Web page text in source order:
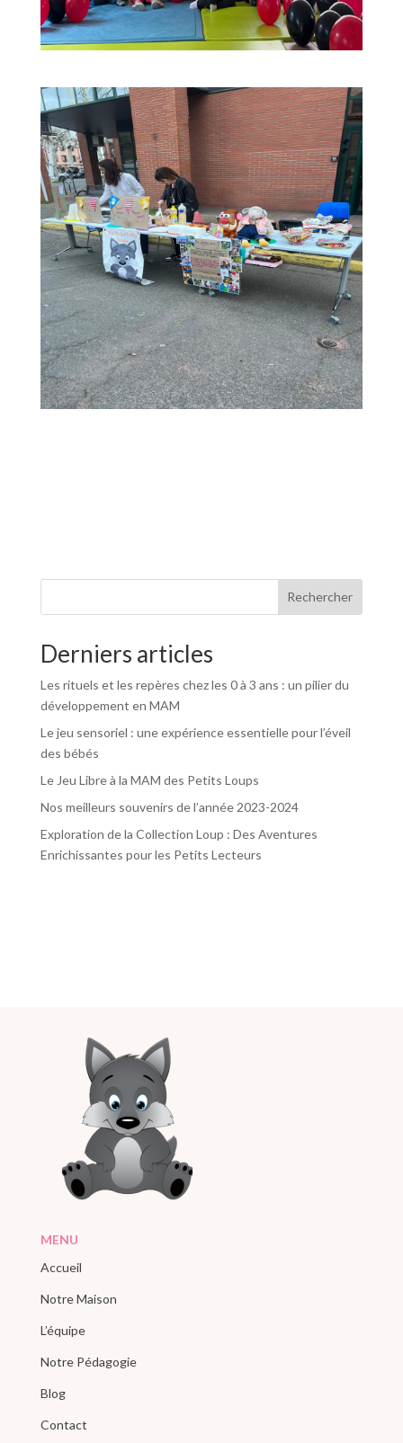
Rechercher
Derniers articles
Les rituels et les repères chez les 0 à 3 ans : un pilier du
développement en MAM
Le jeu sensoriel : une expérience essentielle pour l’éveil
des bébés
Le Jeu Libre à la MAM des Petits Loups
Nos meilleurs souvenirs de l’année 2023-2024
Exploration de la Collection Loup : Des Aventures
Enrichissantes pour les Petits Lecteurs
MENU
Accueil
Notre Maison
L’équipe
Notre Pédagogie
Blog
Contact